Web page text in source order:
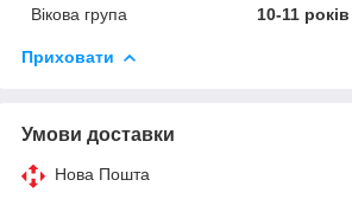
Вікова група
10-11 років
Приховати
Умови доставки
Нова Пошта